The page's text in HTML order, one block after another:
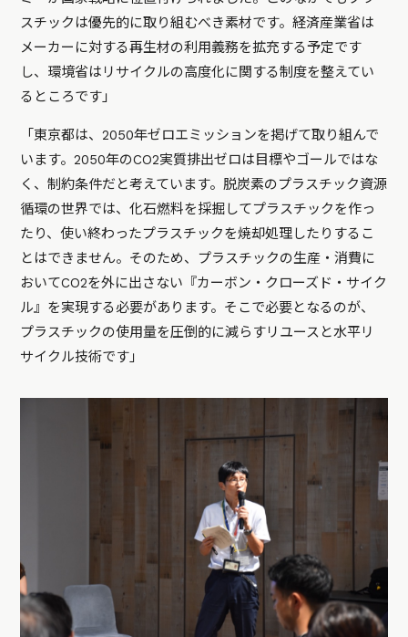
スチックは優先的に取り組むべき素材です。経済産業省は
メーカーに対する再生材の利用義務を拡充する予定です
し、環境省はリサイクルの高度化に関する制度を整えてい
るところです」
「東京都は、2050年ゼロエミッションを掲げて取り組んで
います。2050年のCO2実質排出ゼロは目標やゴールではな
く、制約条件だと考えています。脱炭素のプラスチック資源
循環の世界では、化石燃料を採掘してプラスチックを作っ
たり、使い終わったプラスチックを焼却処理したりするこ
とはできません。そのため、プラスチックの生産・消費に
おいてCO2を外に出さない『カーボン・クローズド・サイク
ル』を実現する必要があります。そこで必要となるのが、
プラスチックの使用量を圧倒的に減らすリユースと水平リ
サイクル技術です」